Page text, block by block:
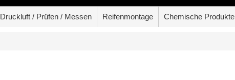
Druckluft / Prüfen / Messen Reifenmontage Chemische Produkte